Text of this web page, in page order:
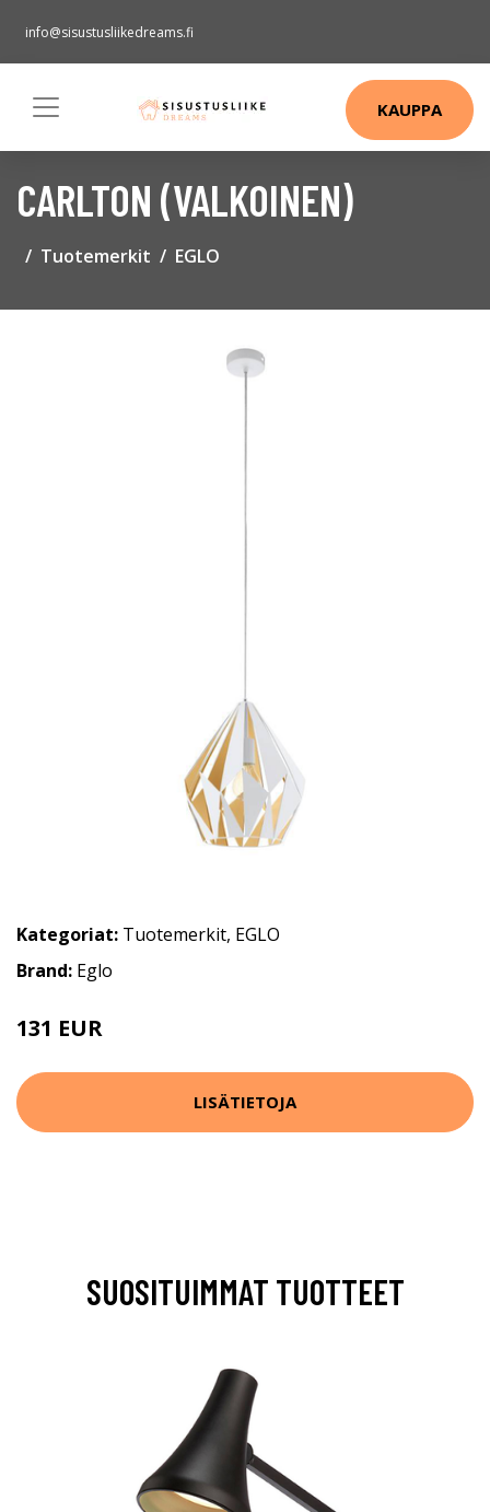
info@sisustusliikedreams.fi
KAUPPA
CARLTON (VALKOINEN)
Tuotemerkit EGLO
Kategoriat: Tuotemerkit, EGLO
Brand: Eglo
131 EUR
LISÄTIETOJA
SUOSITUIMMAT TUOTTEET